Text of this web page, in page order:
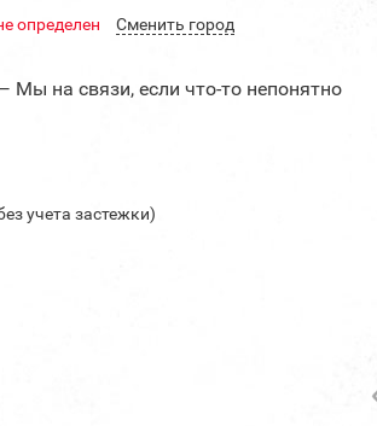
определен Cменить город
Мы на связи, если что-то непонятно
учета застежки)